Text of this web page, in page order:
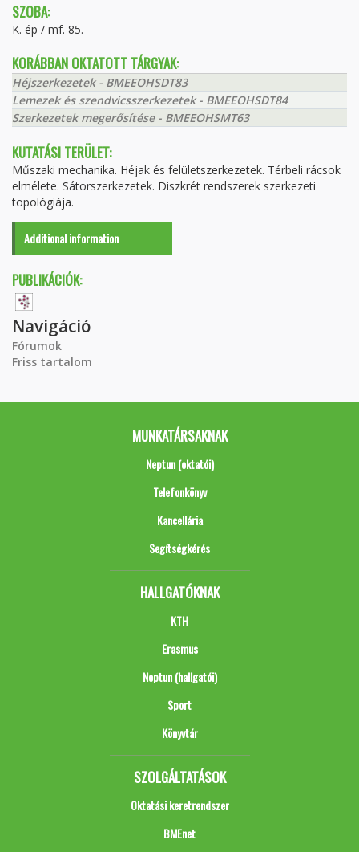
SZOBA:
K. ép / mf. 85.
KORÁBBAN OKTATOTT TÁRGYAK:
Héjszerkezetek - BMEEOHSDT83
Lemezek és szendvicsszerkezetek - BMEEOHSDT84
Szerkezetek megerősítése - BMEEOHSMT63
KUTATÁSI TERÜLET:
Műszaki mechanika. Héjak és felületszerkezetek. Térbeli rácsok
elmélete. Sátorszerkezetek. Diszkrét rendszerek szerkezeti
topológiája.
Additional information
PUBLIKÁCIÓK:
Navigáció
Fórumok
Friss tartalom
MUNKATÁRSAKNAK
Neptun (oktatói)
Telefonkönyv
Kancellária
Segítségkérés
HALLGATÓKNAK
KTH
Erasmus
Neptun (hallgatói)
Sport
Könyvtár
SZOLGÁLTATÁSOK
Oktatási keretrendszer
BMEnet